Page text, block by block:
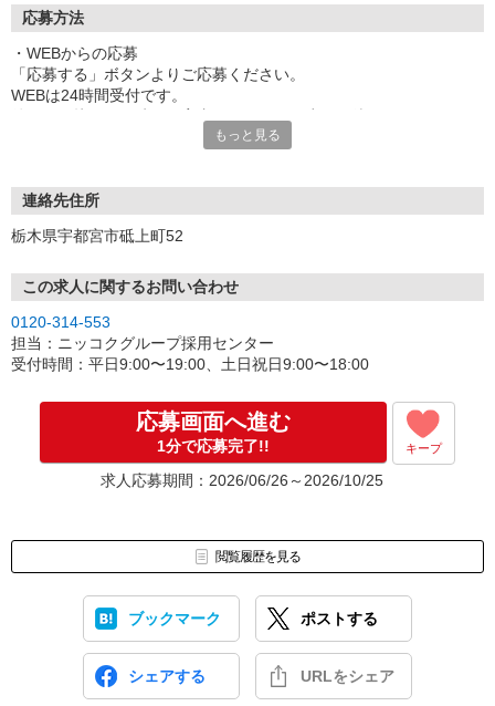
応募方法
・WEBからの応募
「応募する」ボタンよりご応募ください。
WEBは24時間受付です。
います。
面接の日時や場所を電話やメールでご案内します。
・選考について
人柄重視の採用です。
仕事内容のご質問や勤務のご要望など気軽に相談ください。
面接は申込み順で行います。採用人数に達成した時点で面接を締め
切る事がありますので、ご興味のある方はお早めにエントリーお願
面接時には履歴書（写真貼付）持参ください。
＊面接するか悩んでいる方もお気軽にご連絡ください！
もっと見る
連絡先住所
栃木県宇都宮市砥上町52
この求人に関するお問い合わせ
0120-314-553
担当：ニッコクグループ採用センター
受付時間：平日9:00〜19:00、土日祝日9:00〜18:00
応募画面へ進む
1分で応募完了!! キープ
求人応募期間：2026/06/26～2026/10/25
閲覧履歴を見る
ブックマーク ポストする
シェアする URLをシェア